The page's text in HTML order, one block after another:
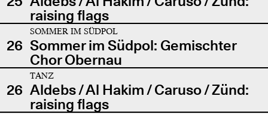
raising flags
26
SOMMER IM SÜDPOL
Sommer im Südpol: Gemischter
Chor Obernau
26
TANZ
Aldebs / Al Hakim / Caruso / Zünd:
raising flags